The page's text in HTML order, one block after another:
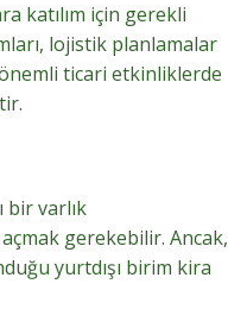
katılım için gerekli
lojistik planlamalar
ticari etkinliklerde
bir varlık
gerekebilir. Ancak,
yurtdışı birim kira